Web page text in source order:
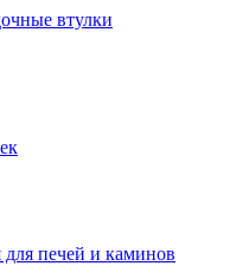
втулки
печей и каминов